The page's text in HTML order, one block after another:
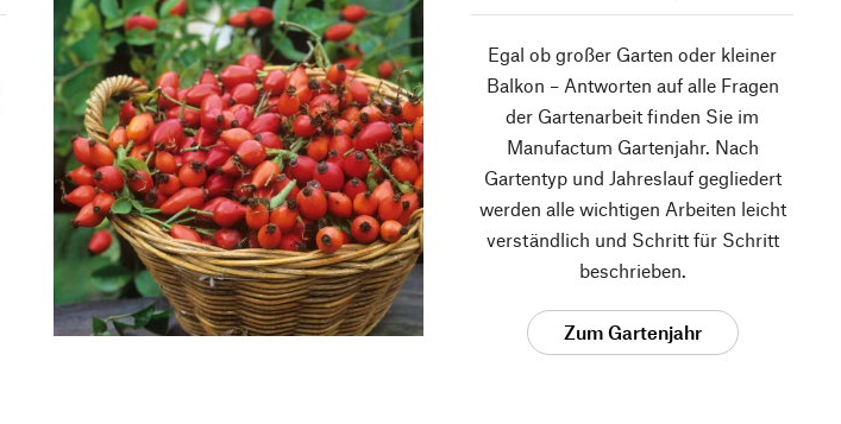
Egal ob großer Garten oder kleiner
Balkon – Antworten auf alle Fragen
der Gartenarbeit finden Sie im
Manufactum Gartenjahr. Nach
Gartentyp und Jahreslauf gegliedert
werden alle wichtigen Arbeiten leicht
verständlich und Schritt für Schritt
beschrieben.
Zum Gartenjahr